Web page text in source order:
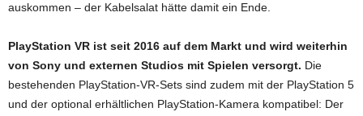
auskommen – der Kabelsalat hätte damit ein Ende.
PlayStation VR ist seit 2016 auf dem Markt und wird weiterhin
von Sony und externen Studios mit Spielen versorgt. Die
bestehenden PlayStation-VR-Sets sind zudem mit der PlayStation 5
und der optional erhältlichen PlayStation-Kamera kompatibel: Der